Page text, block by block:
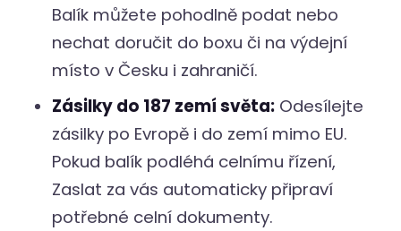
Balík můžete pohodlně podat nebo
nechat doručit do boxu či na výdejní
místo v Česku i zahraničí.
Zásilky do 187 zemí světa: Odesílejte
zásilky po Evropě i do zemí mimo EU.
Pokud balík podléhá celnímu řízení,
Zaslat za vás automaticky připraví
potřebné celní dokumenty.